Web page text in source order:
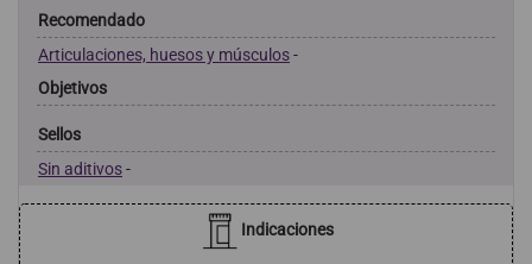
Recomendado
Articulaciones, huesos y músculos-
Objetivos
Sellos
Sin aditivos-
Indicaciones